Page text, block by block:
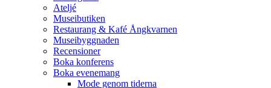
Ateljé
Museibutiken
Restaurang & Kafé Ångkvarnen
Museibyggnaden
Recensioner
Boka konferens
Boka evenemang
Mode genom tiderna